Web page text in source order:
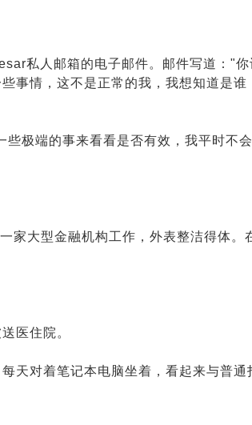
私人邮箱的电子邮件。邮件写道："你
事情，这不是正常的我，我想知道是谁
极端的事来看看是否有效，我平时不
家大型金融机构工作，外表整洁得体。
医住院。
天对着笔记本电脑坐着，看起来与普通